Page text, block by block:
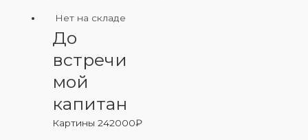
Нет на складе
До
встречи
мой
капитан
Картины242000₽